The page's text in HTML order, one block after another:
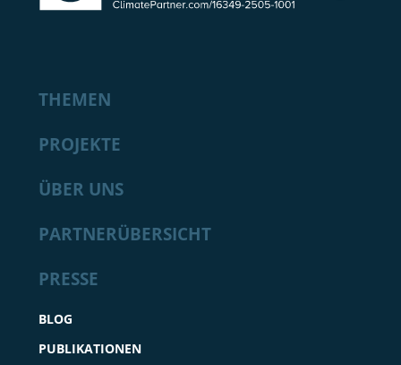
THEMEN
PROJEKTE
ÜBER UNS
PARTNERÜBERSICHT
PRESSE
BLOG
PUBLIKATIONEN